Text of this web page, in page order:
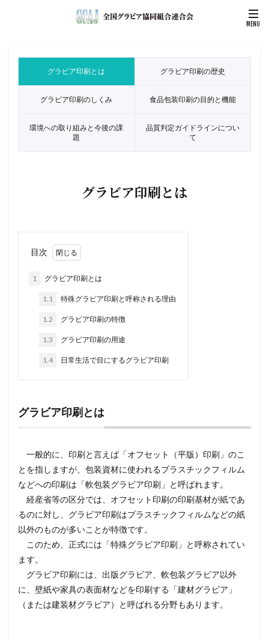
グラビア印刷とは グラビア印刷の歴史
グラビア印刷のしくみ 食品包装印刷の目的と機能
環境への取り組みと今後の課
題
品質判定ガイドラインについ
て
グラビア印刷とは
目次
1 グラビア印刷とは
1.1 特殊グラビア印刷と呼称される理由
1.2 グラビア印刷の特徴
1.3 グラビア印刷の用途
1.4 日常生活で目にするグラビア印刷
グラビア印刷とは
一般的に、印刷と言えば「オフセット（平版）印刷」のこ
とを指しますが、包装資材に使われるプラスチックフィルム
などへの印刷は「軟包装グラビア印刷」と呼ばれます。
経産省等の区分では、オフセット印刷の印刷基材が紙であ
るのに対し、グラビア印刷はプラスチックフィルムなどの紙
以外のものが多いことが特徴です。
このため、正式には「特殊グラビア印刷」と呼称されてい
ます。
グラビア印刷には、出版グラビア、軟包装グラビア以外
に、壁紙や家具の表面材などを印刷する「建材グラビア」
（または建装材グラビア）と呼ばれる分野もあります。